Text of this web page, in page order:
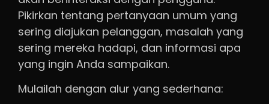
Pikirkan tentang pertanyaan umum yang
sering diajukan pelanggan, masalah yang
sering mereka hadapi, dan informasi apa
yang ingin Anda sampaikan.
Mulailah dengan alur yang sederhana: